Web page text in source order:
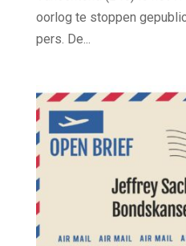
oorlog te stoppen
pers. De...